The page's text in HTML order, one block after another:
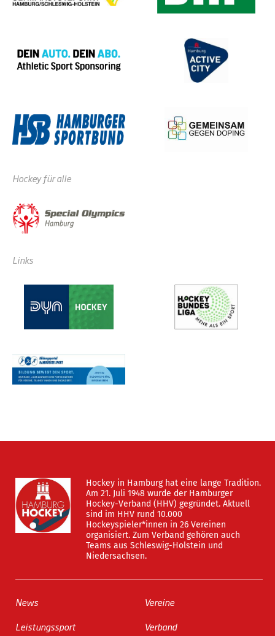
Hockey für alle
Links
Hockey in Hamburg hat eine lange Tradition.
Am 21. Juli 1948 wurde der Hamburger
Hockey-Verband (HHV) gegründet. Aktuell
sind im HHV rund 10.000
Hockeyspieler*innen in 26 Vereinen
organisiert. Zum Verband gehören auch
Teams aus Schleswig-Holstein und
Niedersachsen.
News
Leistungssport
Vereine
Verband